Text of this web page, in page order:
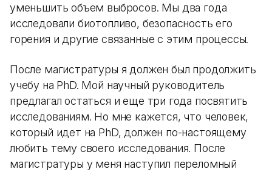
уменьшить объем выбросов. Мы два года
исследовали биотопливо, безопасность его
горения и другие связанные с этим процессы.
После магистратуры я должен был продолжить
учебу на PhD. Мой научный руководитель
предлагал остаться и еще три года посвятить
исследованиям. Но мне кажется, что человек,
который идет на PhD, должен по-настоящему
любить тему своего исследования. После
магистратуры у меня наступил переломный